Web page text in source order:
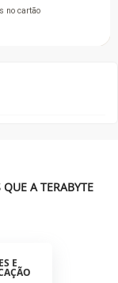
A TERABYTE
E